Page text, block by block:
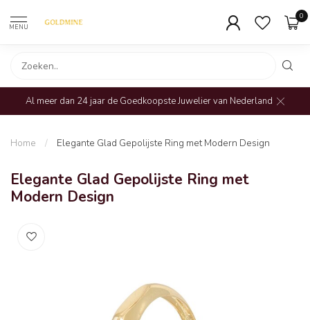
MENU
0
Al meer dan 24 jaar de Goedkoopste Juwelier van Nederland
Home / Elegante Glad Gepolijste Ring met Modern Design
Elegante Glad Gepolijste Ring met
Modern Design